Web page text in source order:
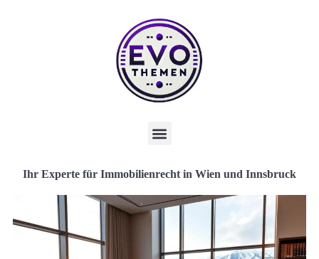
Ihr Experte für Immobilienrecht in Wien und Innsbruck